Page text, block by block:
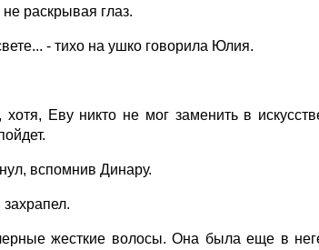
раскрывая глаз.
- тихо на ушко говорила Юлия.
Еву никто не мог заменить в
вспомнив Динару.
жесткие волосы. Она была еще в